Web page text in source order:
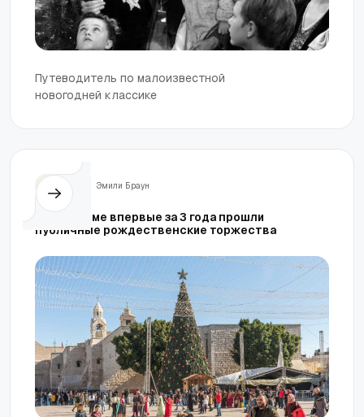
Путеводитель по малоизвестной
новогодней классике
Эмили Браун
В Вифлееме впервые за 3 года прошли
публичные рождественские торжества